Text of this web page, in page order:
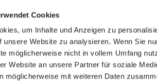
Cookies
um Inhalte und Anzeigen zu
unsere Website zu analysieren. Wenn Sie
möglicherweise nicht in vollem Umfang
Website an unsere Partner für soziale
möglicherweise mit weiteren Daten